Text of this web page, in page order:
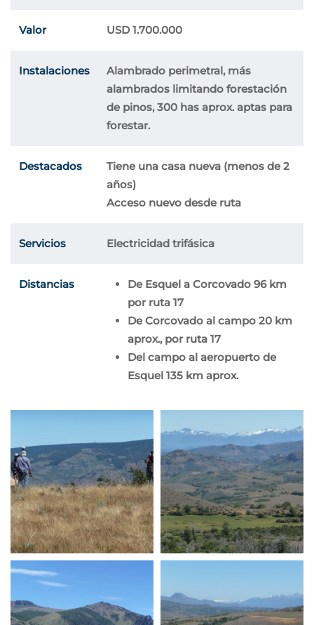
Valor USD 1.700.000
Instalaciones
Alambrado perimetral, más
alambrados limitando forestación
de pinos, 300 has aprox. aptas para
forestar.
Destacados
Tiene una casa nueva (menos de 2
años)
Acceso nuevo desde ruta
Servicios Electricidad trifásica
Distancias
De Esquel a Corcovado 96 km
por ruta 17
De Corcovado al campo 20 km
aprox., por ruta 17
Del campo al aeropuerto de
Esquel 135 km aprox.